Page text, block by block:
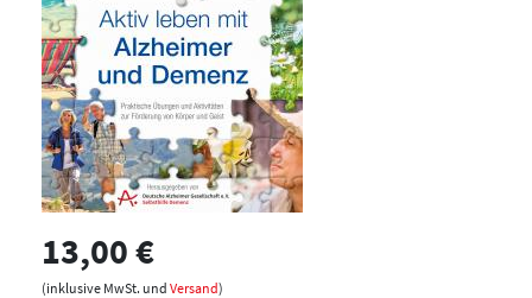
13,00 €
(inklusive MwSt. und Versand)